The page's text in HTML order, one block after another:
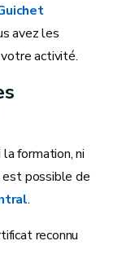
avez les
activité.
formation, ni
est possible de
.
reconnu